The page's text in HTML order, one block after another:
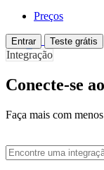
Preços
Entrar Teste grátis
Integração
Conecte-se
Faça mais com